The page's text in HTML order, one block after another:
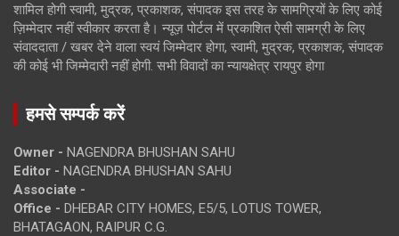
शामिल होगी स्वामी, मुद्रक, प्रकाशक, संपादक इस तरह के सामग्रियों के लिए कोई
ज़िम्मेदार नहीं स्वीकार करता है। न्यूज़ पोर्टल में प्रकाशित ऐसी सामग्री के लिए
संवाददाता / खबर देने वाला स्वयं जिम्मेदार होगा, स्वामी, मुद्रक, प्रकाशक, संपादक
की कोई भी जिम्मेदारी नहीं होगी. सभी विवादों का न्यायक्षेत्र रायपुर होगा
हमसे सम्पर्क करें
Owner - NAGENDRA BHUSHAN SAHU
Editor - NAGENDRA BHUSHAN SAHU
Associate -
Office - DHEBAR CITY HOMES, E5/5, LOTUS TOWER,
BHATAGAON, RAIPUR C.G.